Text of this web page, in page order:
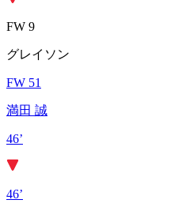
FW 9
グレイソン
FW 51
満田 誠
46’
46’